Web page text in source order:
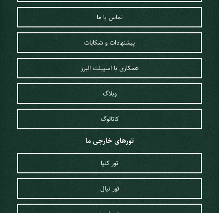
تماس با ما
پیشنهادات و شکایات
همکاری با اسپیلت البرز
وبلاگ
کاتالوگ
تورهای خارجی ما
تور کنیا
تور نپال